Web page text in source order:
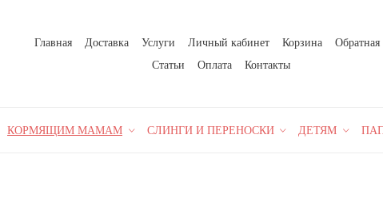
Главная Доставка Услуги Личный кабинет Корзина
Обратная
Статьи
Оплата Контакты
КОРМЯЩИМ МАМАМ СЛИНГИ И ПЕРЕНОСКИ ДЕТЯМ